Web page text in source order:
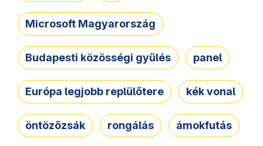
Microsoft Magyarország
Budapesti közösségi gyűlés panel
Európa legjobb replülőtere kék vonal
öntözőzsák rongálás ámokfutás